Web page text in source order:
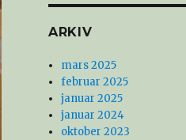
ARKIV
mars 2025
februar 2025
januar 2025
januar 2024
oktober 2023